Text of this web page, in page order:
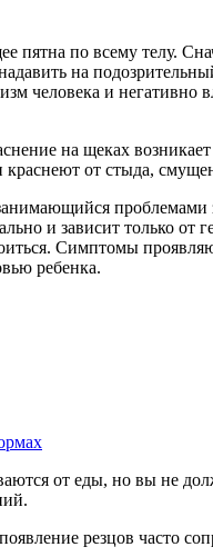
по всему телу.
на
человека и
на щеках
от стыда,
проблемами
и зависит только
Симптомы
ребенка.
от еды, но вы не
резцов часто